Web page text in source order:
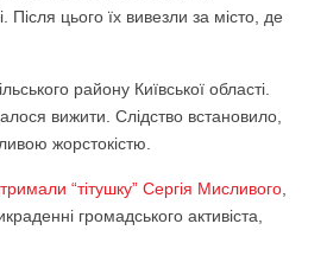
Після цього їх вивезли за місто, де
району Київської області.
вижити. Слідство встановило,
жорстокістю.
“тітушку” Сергія Мисливого
громадського активіста,